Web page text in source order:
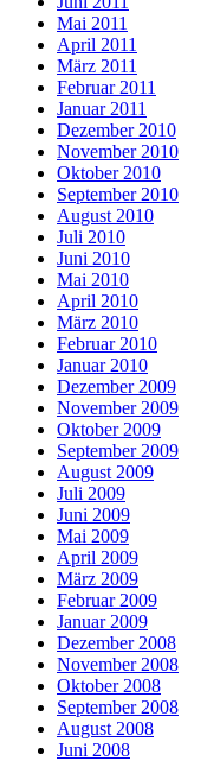
Mai 2011
April 2011
März 2011
Februar 2011
Januar 2011
Dezember 2010
November 2010
Oktober 2010
September 2010
August 2010
Juli 2010
Juni 2010
Mai 2010
April 2010
März 2010
Februar 2010
Januar 2010
Dezember 2009
November 2009
Oktober 2009
September 2009
August 2009
Juli 2009
Juni 2009
Mai 2009
April 2009
März 2009
Februar 2009
Januar 2009
Dezember 2008
November 2008
Oktober 2008
September 2008
August 2008
Juni 2008